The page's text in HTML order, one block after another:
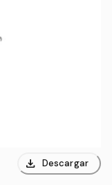
download Descargar